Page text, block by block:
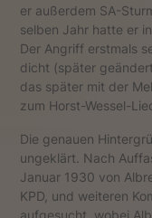
er außerdem SA-
selben Jahr hatte er
Der Angriff erstmals
dicht (später
das später mit der
zum Horst-Wessel-
Die genauen
ungeklärt. Nach
Januar 1930 von
KPD, und weiteren
aufgesucht, wobei